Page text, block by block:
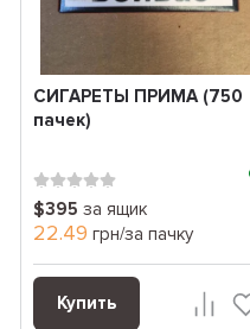
СИГАРЕТЫ ПРИМА (750
пачек)
$395 за ящик
22.49 грн/за пачку
Купить